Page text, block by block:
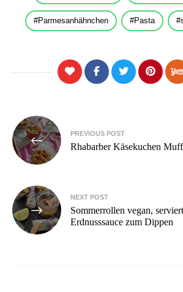
Parmesanhähnchen Pasta
Beitragsnavigation
PREVIOUS POST
Rhabarber Käsekuchen
NEXT POST
Sommerrollen vegan,
Erdnusssauce zum Dippen